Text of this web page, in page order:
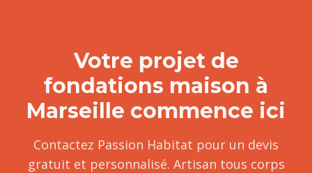
Votre projet de
fondations maison à
Marseille commence ici
Contactez Passion Habitat pour un devis
gratuit et personnalisé. Artisan tous corps